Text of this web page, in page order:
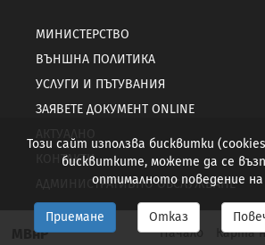
МВнР Начало Карта
МИНИСТЕРСТВО
ВЪНШНА ПОЛИТИКА
УСЛУГИ И ПЪТУВАНИЯ
ЗАЯВЕТЕ ДОКУМЕНТ ONLINE
КОНТАКТИ
АДМИНИСТРАТИВНО ОБСЛУЖВАНЕ
Този сайт използва бисквитки
бисквитките, можете да се
оптималното поведение
Приемане Отказ